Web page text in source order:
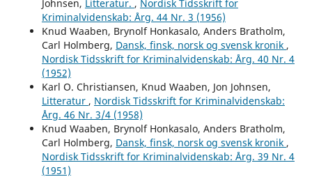
Johnsen, Litteratur. , Nordisk Tidsskrift for
Kriminalvidenskab: Årg. 44 Nr. 3 (1956)
Knud Waaben, Brynolf Honkasalo, Anders Bratholm,
Carl Holmberg, Dansk, finsk, norsk og svensk kronik ,
Nordisk Tidsskrift for Kriminalvidenskab: Årg. 40 Nr. 4
(1952)
Karl O. Christiansen, Knud Waaben, Jon Johnsen,
Litteratur , Nordisk Tidsskrift for Kriminalvidenskab:
Årg. 46 Nr. 3/4 (1958)
Knud Waaben, Brynolf Honkasalo, Anders Bratholm,
Carl Holmberg, Dansk, finsk, norsk og svensk kronik ,
Nordisk Tidsskrift for Kriminalvidenskab: Årg. 39 Nr. 4
(1951)